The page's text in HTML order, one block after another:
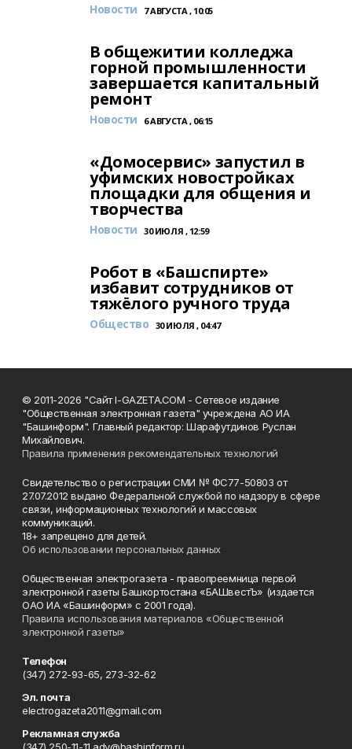
Новости 7 АВГУСТА , 10:05
В общежитии колледжа
горной промышленности
завершается капитальный
ремонт
Новости 6 АВГУСТА , 06:15
«Домосервис» запустил в
уфимских новостройках
площадки для общения и
творчества
Новости 30 ИЮЛЯ , 12:59
Робот в «Башспирте»
избавит сотрудников от
тяжёлого ручного труда
Общество 30 ИЮЛЯ , 04:47
© 2011-2026 "Сайт I-GAZETA.COM - Сетевое издание
"Общественная электронная газета" учреждена АО ИА
"Башинформ". Главный редактор: Шарафутдинов Руслан
Михайлович.
Правила применения рекомендательных технологий
Свидетельство о регистрации СМИ № ФС77-50803 от
27.07.2012 выдано Федеральной службой по надзору в сфере
связи, информационных технологий и массовых
коммуникаций.
18+ запрещено для детей.
Об использовании персональных данных
Общественная электрогазета - правопреемница первой
электронной газеты Башкортостана «БАШвестЪ» (издается
ОАО ИА «Башинформ» с 2001 года).
Правила использования материалов «Общественной
электронной газеты»
Телефон
(347) 272-93-65, 273-32-62
Эл. почта
electrogazeta2011@gmail.com
Рекламная служба